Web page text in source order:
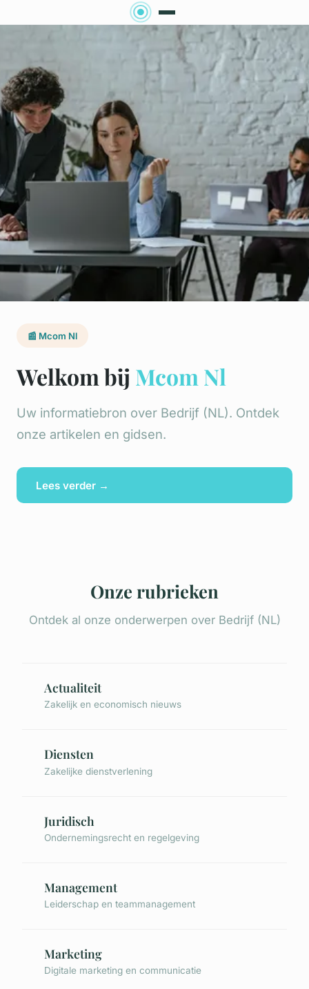
📰 Mcom Nl
Welkom bij Mcom Nl
Uw informatiebron over Bedrijf (NL). Ontdek
onze artikelen en gidsen.
Lees verder →
Onze rubrieken
Ontdek al onze onderwerpen over Bedrijf (NL)
Actualiteit
Zakelijk en economisch nieuws
Diensten
Zakelijke dienstverlening
Juridisch
Ondernemingsrecht en regelgeving
Management
Leiderschap en teammanagement
Marketing
Digitale marketing en communicatie